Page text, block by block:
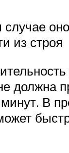
случае
из строя
должна
В